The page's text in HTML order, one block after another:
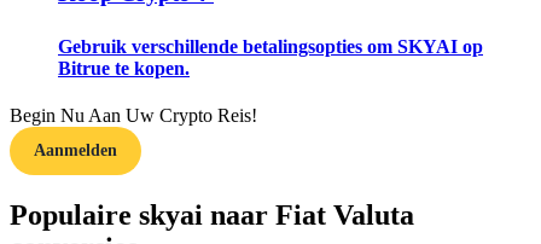
Verdienen
Gebruik verschillende betalingsopties om SKYAI op
Bitrue te kopen.
Begin Nu Aan Uw Crypto Reis!
Aanmelden
Populaire skyai naar Fiat Valuta